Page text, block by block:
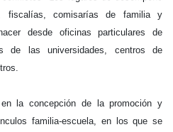
fiscalías, comisarías de familia y
desde oficinas particulares de
de las universidades, centros de
la concepción de la promoción y
familia-escuela, en los que se